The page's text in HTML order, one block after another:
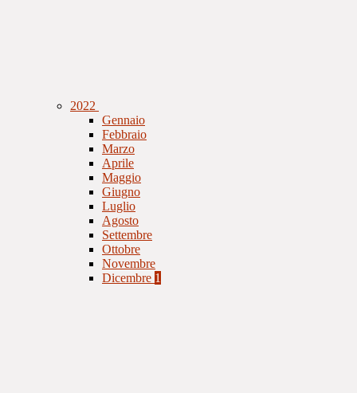
2022
Gennaio
Febbraio
Marzo
Aprile
Maggio
Giugno
Luglio
Agosto
Settembre
Ottobre
Novembre
Dicembre 1